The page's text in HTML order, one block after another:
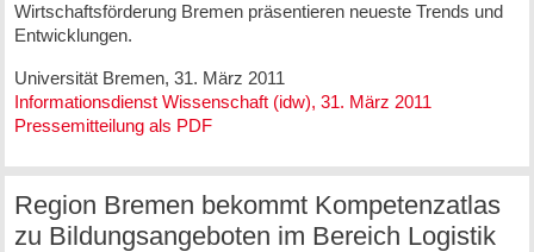
Wirtschaftsförderung Bremen präsentieren neueste Trends und
Entwicklungen.
Universität Bremen, 31. März 2011
Informationsdienst Wissenschaft (idw), 31. März 2011
Pressemitteilung als PDF
Region Bremen bekommt Kompetenzatlas
zu Bildungsangeboten im Bereich Logistik